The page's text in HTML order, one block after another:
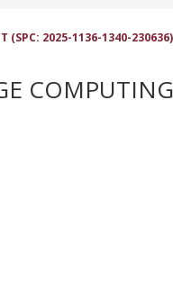
2025-1136-1340-230636)